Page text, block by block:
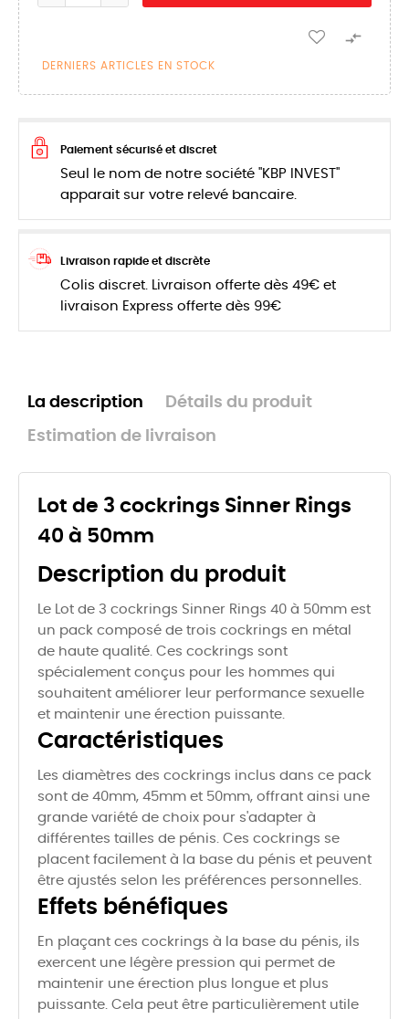

DERNIERS ARTICLES EN STOCK
Paiement sécurisé et discret
Seul le nom de notre société "KBP INVEST"
apparait sur votre relevé bancaire.
Livraison rapide et discrète
Colis discret. Livraison offerte dès 49€ et
livraison Express offerte dès 99€
La description Détails du produit
Estimation de livraison
Lot de 3 cockrings Sinner Rings
40 à 50mm
Description du produit
Le Lot de 3 cockrings Sinner Rings 40 à 50mm est
un pack composé de trois cockrings en métal
de haute qualité. Ces cockrings sont
spécialement conçus pour les hommes qui
souhaitent améliorer leur performance sexuelle
et maintenir une érection puissante.
Caractéristiques
Les diamètres des cockrings inclus dans ce pack
sont de 40mm, 45mm et 50mm, offrant ainsi une
grande variété de choix pour s'adapter à
différentes tailles de pénis. Ces cockrings se
placent facilement à la base du pénis et peuvent
être ajustés selon les préférences personnelles.
Effets bénéfiques
En plaçant ces cockrings à la base du pénis, ils
exercent une légère pression qui permet de
maintenir une érection plus longue et plus
puissante. Cela peut être particulièrement utile